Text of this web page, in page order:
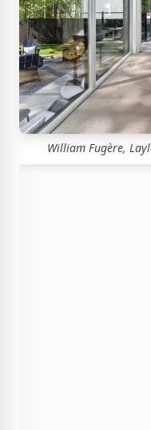
William Fugère,